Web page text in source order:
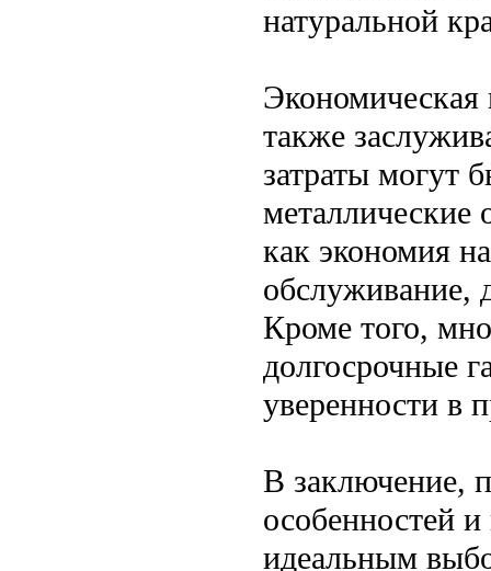
натуральной
Экономическая
также
затраты могут
металлические
как экономия
обслуживание,
Кроме того,
долгосрочные
уверенности в
В заключение,
особенностей
идеальным